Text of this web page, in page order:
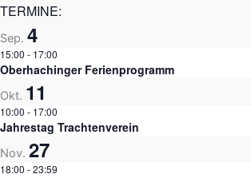
TERMINE:
Sep. 4
15:00 - 17:00
Oberhachinger Ferienprogramm
Okt. 11
10:00 - 17:00
Jahrestag Trachtenverein
Nov. 27
18:00 -23:59